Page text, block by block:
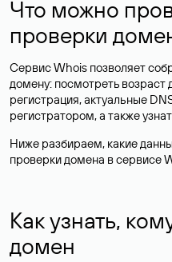
Что можно
проверки
Сервис Whois позволяет
домену: посмотреть возраст
регистрация, актуальные
регистратором, а также
Ниже разбираем, какие
проверки домена в сервисе
Как узнать,
домен